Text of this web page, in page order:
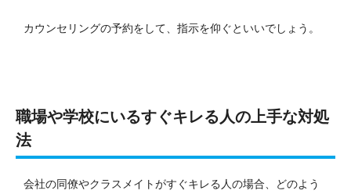
カウンセリングの予約をして、指示を仰ぐといいでしょう。
職場や学校にいるすぐキレる人の上手な対処
法
会社の同僚やクラスメイトがすぐキレる人の場合、どのよう